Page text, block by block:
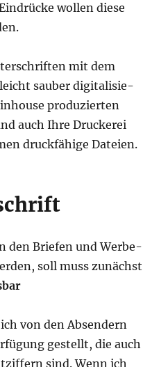
wol­len die­se
mit dem
sau­ber digi­ta­li­sie­
pro­du­zier­ten
auch Ihre Dru­cke­rei
druck­fä­hi­ge Dateien.
den Brie­fen und Wer­be­
soll muss zunächst
von den Absen­dern
gestellt, die auch
sind. Wenn ich